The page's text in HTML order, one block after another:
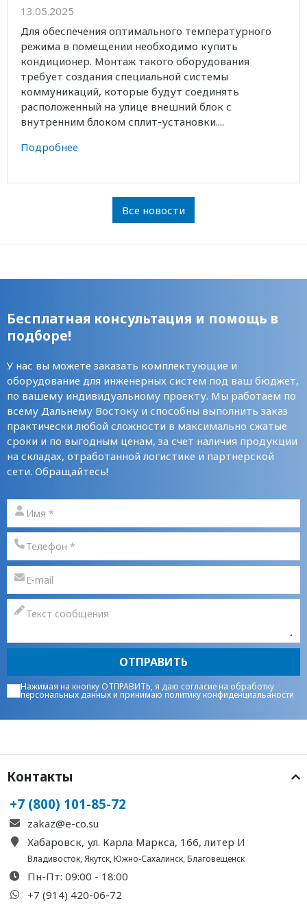
13.05.2025
Для обеспечения оптимального температурного
режима в помещении необходимо купить
кондиционер. Монтаж такого оборудования
требует создания специальной системы
коммуникаций, которые будут соединять
расположенный на улице внешний блок с
внутренним блоком сплит-установки....
Подробнее
Все новости
Бесплатная консультация и помощь в
подборе!
У нас вы можете заказать комплектующие и
оборудование для инженерных систем под ваш бюджет,
по вашему индивидуальному проекту. Мы работаем по
всему Дальнему Востоку и способны выполнить заказ
практически любой сложности в максимально сжатые
сроки и по выгодным ценам, за счет наличия продукции
на складах, отработанной логистике и партнерской
сети. Обращайтесь!
ОТПРАВИТЬ
Нажимая на кнопку ОТПРАВИТЬ, я даю согласие на обработку
персональных данныхи принимаюполитику конфиденциальаности
Контакты
+7 (800) 101-85-72
zakaz@e-co.su
Хабаровск, ул. Карла Маркса, 166, литер И
Владивосток,Якутск,Южно-Сахалинск,Благовещенск
Пн-Пт: 09:00 - 18:00
+7 (914) 420-06-72